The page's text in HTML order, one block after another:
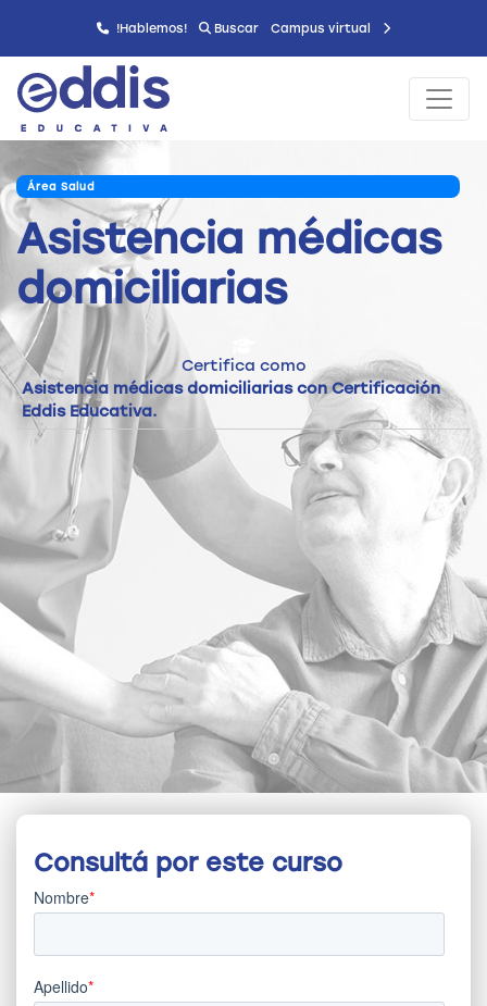
!Hablemos! Buscar Campus virtual
Área Salud
Asistencia médicas
domiciliarias
Certifica como
Asistencia médicas domiciliarias con Certificación
Eddis Educativa.
Consultá por este curso